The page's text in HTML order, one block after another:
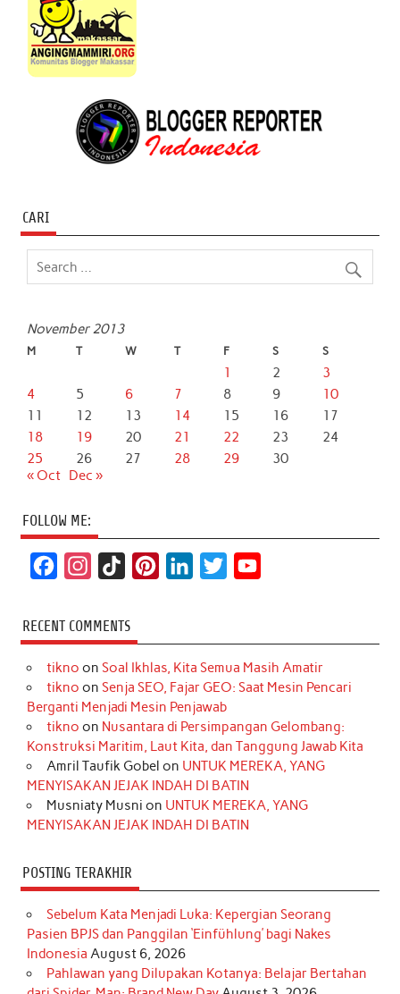
CARI
November 2013
M T W T F S S
1 2
3
4
5 6 7 8 9
10
11
12 13 14 15 16
17
18
19 20 21 22 23
24
25
26 27 28 29
30
« Oct Dec »
FOLLOW ME:
c
e
b
o
k
s
t
a
r
a
m
k
T
o
k
t
e
e
s
t
k
e
d
I
n
t
t
r
T
u
e
RECENT COMMENTS
tikno on Soal Ikhlas, Kita Semua Masih Amatir
tikno on Senja SEO, Fajar GEO: Saat Mesin Pencari
Berganti Menjadi Mesin Penjawab
tikno on Nusantara di Persimpangan Gelombang:
Konstruksi Maritim, Laut Kita, dan Tanggung Jawab Kita
Amril Taufik Gobel on UNTUK MEREKA, YANG
MENYISAKAN JEJAK INDAH DI BATIN
Musniaty Musni on UNTUK MEREKA, YANG
MENYISAKAN JEJAK INDAH DI BATIN
POSTING TERAKHIR
Sebelum Kata Menjadi Luka: Kepergian Seorang
Pasien BPJS dan Panggilan ‘Einfühlung’ bagi Nakes
Indonesia August 6, 2026
Pahlawan yang Dilupakan Kotanya: Belajar Bertahan